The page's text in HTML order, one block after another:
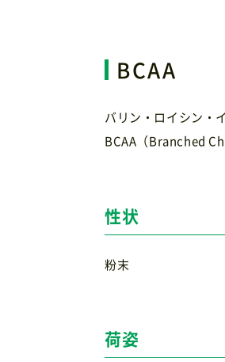
BCAA
バリン・ロイシン・
BCAA（Branched
性状
粉末
荷姿